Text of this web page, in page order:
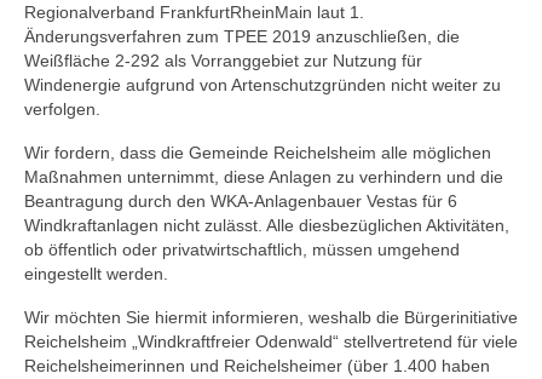
Regionalverband FrankfurtRheinMain laut 1.
Änderungsverfahren zum TPEE 2019 anzuschließen, die
Weißfläche 2-292 als Vorranggebiet zur Nutzung für
Windenergie aufgrund von Artenschutzgründen nicht weiter zu
verfolgen.
Wir fordern, dass die Gemeinde Reichelsheim alle möglichen
Maßnahmen unternimmt, diese Anlagen zu verhindern und die
Beantragung durch den WKA-Anlagenbauer Vestas für 6
Windkraftanlagen nicht zulässt. Alle diesbezüglichen Aktivitäten,
ob öffentlich oder privatwirtschaftlich, müssen umgehend
eingestellt werden.
Wir möchten Sie hiermit informieren, weshalb die Bürgerinitiative
Reichelsheim „Windkraftfreier Odenwald“ stellvertretend für viele
Reichelsheimerinnen und Reichelsheimer (über 1.400 haben